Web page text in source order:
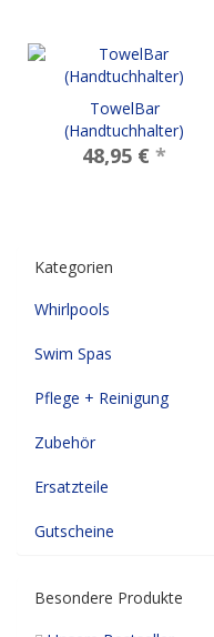
TowelBar
(Handtuchhalter)
48,95 € *
Kategorien
Whirlpools
Swim Spas
Pflege + Reinigung
Zubehör
Ersatzteile
Gutscheine
Besondere Produkte